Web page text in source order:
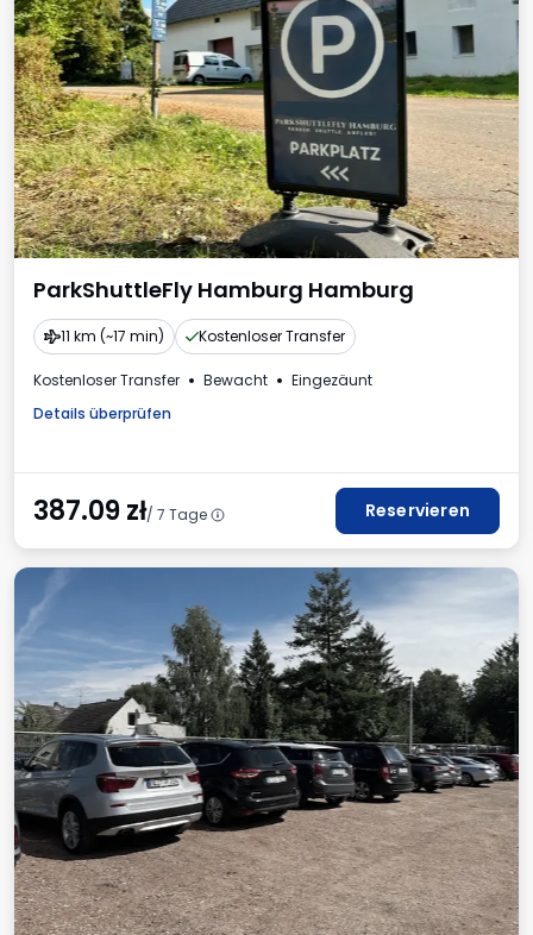
ParkShuttleFly Hamburg Hamburg
11 km (~17 min) Kostenloser Transfer
Kostenloser Transfer Bewacht
Eingezäunt
Details überprüfen
387.09zł/ 7 Tage Reservieren